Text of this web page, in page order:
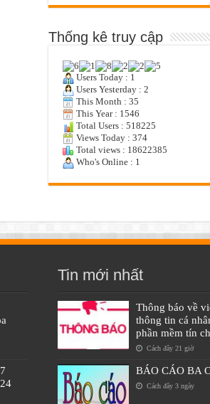
Thống kê truy cập
Users Today : 1
Users Yesterday : 2
This Month : 35
This Year : 1546
Total Users : 518225
Views Today : 374
Total views : 18622385
Who's Online : 1
Tin mới nhất
Thông báo về
thông tin cá
phần mềm tín
Cách đây 21 giờ
BÁO CÁO BA
Cách đây 3 ngày